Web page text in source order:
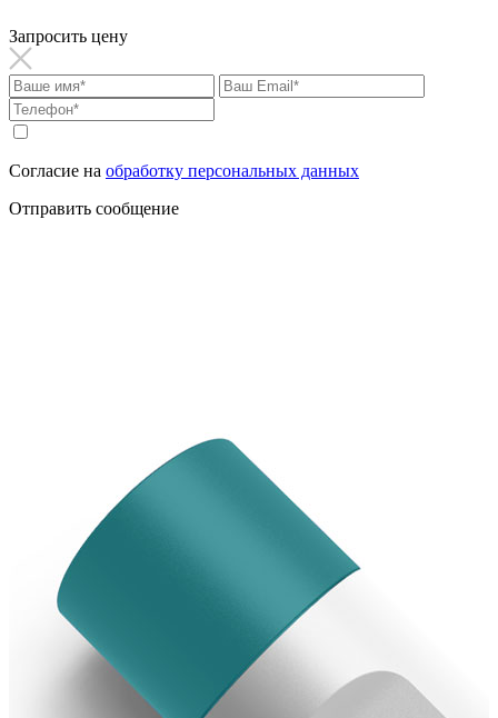
Запросить цену
Согласие на обработку персональных данных
Отправить сообщение